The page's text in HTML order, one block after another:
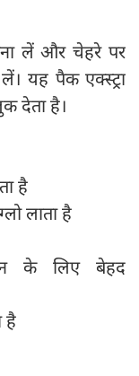
लें और चेहरे पर
यह पैक एक्स्ट्रा
देता है।
है
लाता है
के लिए बेहद
है